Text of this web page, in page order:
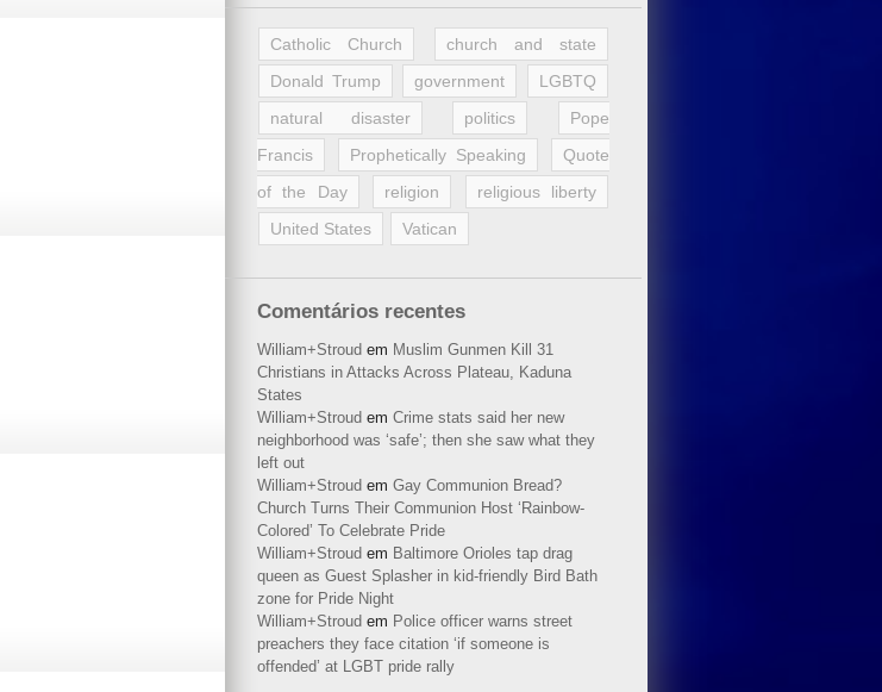
Catholic Church
church and state
Donald Trump
government
LGBTQ
natural disaster
politics
Pope
Francis
Prophetically Speaking
Quote
of the Day
religion
religious liberty
United States
Vatican
Comentários recentes
William+Stroud em Muslim Gunmen Kill 31
Christians in Attacks Across Plateau, Kaduna
States
William+Stroud em Crime stats said her new
neighborhood was ‘safe’; then she saw what they
left out
William+Stroud em Gay Communion Bread?
Church Turns Their Communion Host ‘Rainbow-
Colored’ To Celebrate Pride
William+Stroud em Baltimore Orioles tap drag
queen as Guest Splasher in kid-friendly Bird Bath
zone for Pride Night
William+Stroud em Police officer warns street
preachers they face citation ‘if someone is
offended’ at LGBT pride rally